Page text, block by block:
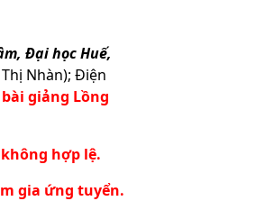
Đại học Huế,
Nhàn); Điện
bài giảng Lồng
hợp lệ.
gia ứng tuyển.